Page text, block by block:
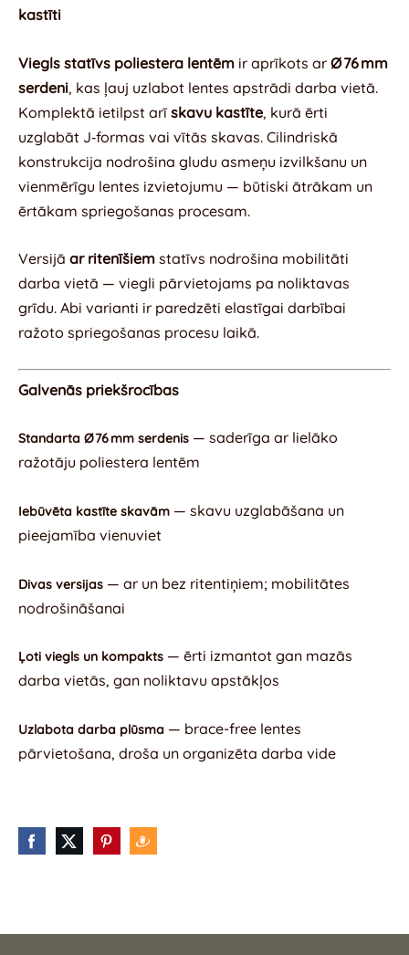
kastīti
Viegls statīvs poliestera lentēm ir aprīkots ar Ø 76 mm
serdeni, kas ļauj uzlabot lentes apstrādi darba vietā.
Komplektā ietilpst arīskavu kastīte, kurā ērti
uzglabāt J‑formas vai vītās skavas. Cilindriskā
konstrukcija nodrošina gludu asmeņu izvilkšanu un
vienmērīgu lentes izvietojumu — būtiski ātrākam un
ērtākam spriegošanas procesam.
Versijā ar ritenīšiem statīvs nodrošina mobilitāti
darba vietā — viegli pārvietojams pa noliktavas
grīdu. Abi varianti ir paredzēti elastīgai darbībai
ražoto spriegošanas procesu laikā.
Galvenās priekšrocības
Standarta Ø 76 mm serdenis — saderīga ar lielāko
ražotāju poliestera lentēm
Iebūvēta kastīte skavām — skavu uzglabāšana un
pieejamība vienuviet
Divas versijas — ar un bez ritentiņiem; mobilitātes
nodrošināšanai
Ļoti viegls un kompakts — ērti izmantot gan mazās
darba vietās, gan noliktavu apstākļos
Uzlabota darba plūsma — brace-free lentes
pārvietošana, droša un organizēta darba vide